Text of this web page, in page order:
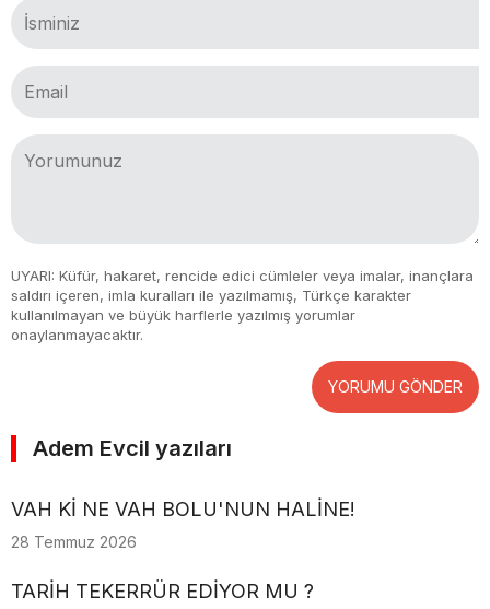
UYARI: Küfür, hakaret, rencide edici cümleler veya imalar, inançlara
saldırı içeren, imla kuralları ile yazılmamış, Türkçe karakter
kullanılmayan ve büyük harflerle yazılmış yorumlar
onaylanmayacaktır.
YORUMU GÖNDER
Adem Evcil yazıları
VAH Kİ NE VAH BOLU'NUN HALİNE!
28 Temmuz 2026
TARİH TEKERRÜR EDİYOR MU ?